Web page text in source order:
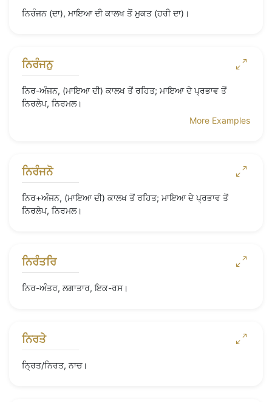
ਨਿਰੰਜਨ (ਦਾ), ਮਾਇਆ ਦੀ ਕਾਲਖ ਤੋਂ ਮੁਕਤ (ਹਰੀ ਦਾ)।
ਨਿਰੰਜਨੁ
ਨਿਰ-ਅੰਜਨ, (ਮਾਇਆ ਦੀ) ਕਾਲਖ ਤੋਂ ਰਹਿਤ; ਮਾਇਆ ਦੇ ਪ੍ਰਭਾਵ ਤੋਂ
ਨਿਰਲੇਪ, ਨਿਰਮਲ।
More Examples
ਨਿਰੰਜਨੋ
ਨਿਰ+ਅੰਜਨ, (ਮਾਇਆ ਦੀ) ਕਾਲਖ ਤੋਂ ਰਹਿਤ; ਮਾਇਆ ਦੇ ਪ੍ਰਭਾਵ ਤੋਂ
ਨਿਰਲੇਪ, ਨਿਰਮਲ।
ਨਿਰੰਤਰਿ
ਨਿਰ-ਅੰਤਰ, ਲਗਾਤਾਰ, ਇਕ-ਰਸ।
ਨਿਰਤੇ
ਨ੍ਰਿਤ/ਨਿਰਤ, ਨਾਚ।